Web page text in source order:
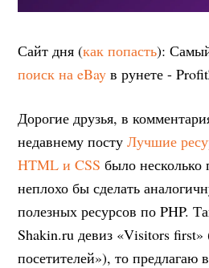
Сайт дня (как попасть):
поиск на eBay в рунете -
Дорогие друзья, в
недавнему постуЛучшие
HTML и CSS было
неплохо бы сделать
полезных ресурсов по PHP.
Shakin.ru девиз «Visitors first»
посетителей»), то